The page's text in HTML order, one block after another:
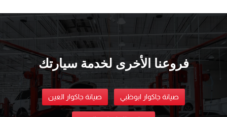
فروعنا الأخرى لخدمة سيارتك
صيانة جاكوار ابوظبي صيانة جاكوار العين